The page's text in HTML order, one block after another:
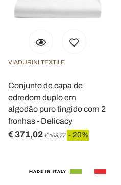
VIADURINI TEXTILE
Conjunto de capa de
edredom duplo em
algodão puro tingido com 2
fronhas - Delicacy
€ 371,02 € 463,77 - 20%